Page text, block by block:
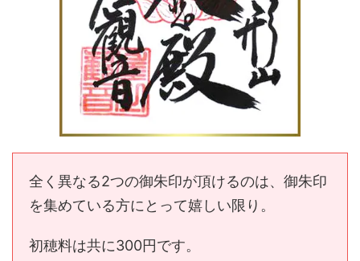
全く異なる2つの御朱印が頂けるのは、御朱印
を集めている方にとって嬉しい限り。
初穂料は共に300円です。